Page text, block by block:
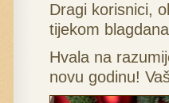
Dragi korisnici,
tijekom
Hvala na
novu godinu!